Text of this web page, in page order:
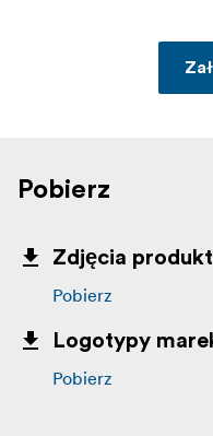
Pobierz
Zdjęcia
Pobierz
Logotypy
Pobierz